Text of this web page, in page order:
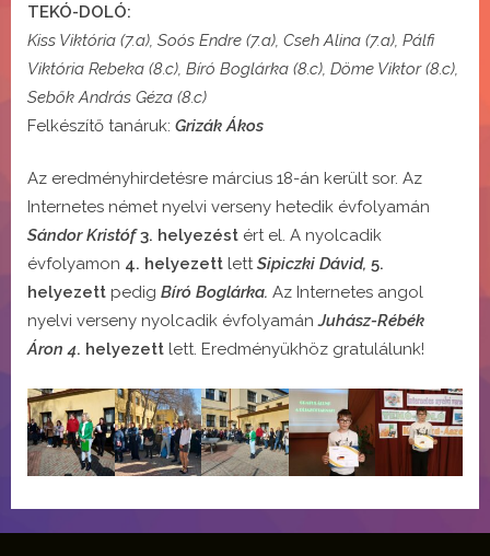
TEKÓ-DOLÓ:
Kiss Viktória (7.a), Soós Endre (7.a), Cseh Alina (7.a), Pálfi
Viktória Rebeka (8.c), Bíró Boglárka (8.c), Döme Viktor (8.c),
Sebők András Géza (8.c)
Felkészítő tanáruk: Grizák Ákos
Az eredményhirdetésre március 18-án került sor. Az
Internetes német nyelvi verseny hetedik évfolyamán
Sándor Kristóf 3. helyezést ért el. A nyolcadik
évfolyamon 4. helyezett lettSipiczki Dávid, 5.
helyezett pedig Bíró Boglárka. Az Internetes angol
nyelvi verseny nyolcadik évfolyamánJuhász-Rébék
Áron 4. helyezett lett. Eredményükhöz gratulálunk!